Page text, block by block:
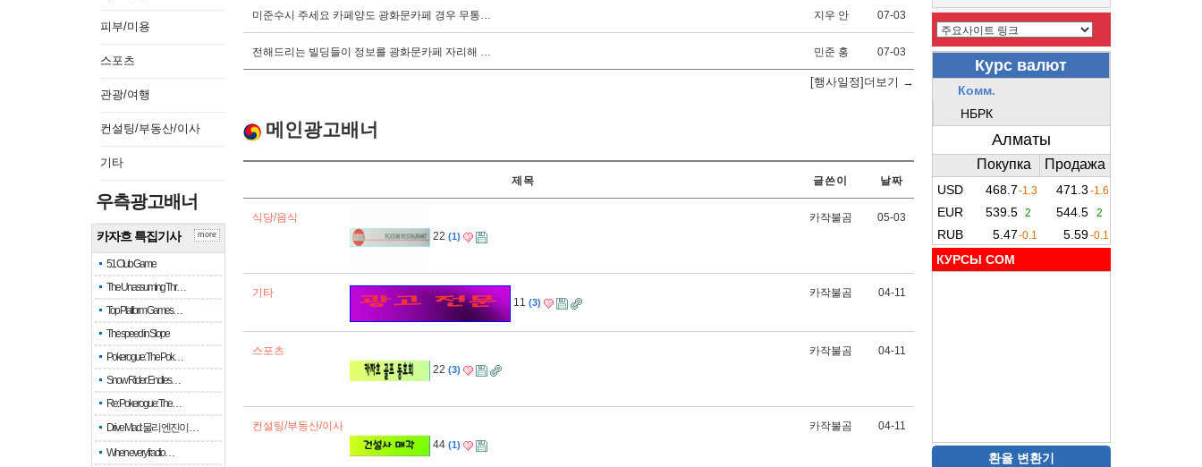
피부/미용
스포츠
관광/여행
컨설팅/부동산/이사
기타
우측광고배너
카자흐 특집기사
51 Club Game
The Unassuming Thr…
Top Platform Games…
The speed in Slope
Pokerogue: The Pok…
Snow Rider: Endles…
Re: Pokerogue: The…
Drive Mad: 물리 엔진이 …
When every fractio…
more
미준수시 주세요 카페양도 광화문카페 경우 무통… 지우 안 07-03
전해드리는 빌딩들이 정보를 광화문카페 자리해 … 민준 홍 07-03
[행사일정]더보기 →
메인광고배너
제목 글쓴이 날짜
식당/음식
22
1
카작불곰 05-03
기타
11
3
카작불곰 04-11
스포츠
22
3
카작불곰 04-11
컨설팅/부동산/이사
44 1
카작불곰 04-11
КУРСЫ COM
환율 변환기